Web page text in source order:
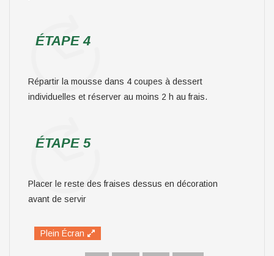
ÉTAPE 4
Répartir la mousse dans 4 coupes à dessert
individuelles et réserver au moins 2 h au frais.
ÉTAPE 5
Placer le reste des fraises dessus en décoration
avant de servir
Plein Écran